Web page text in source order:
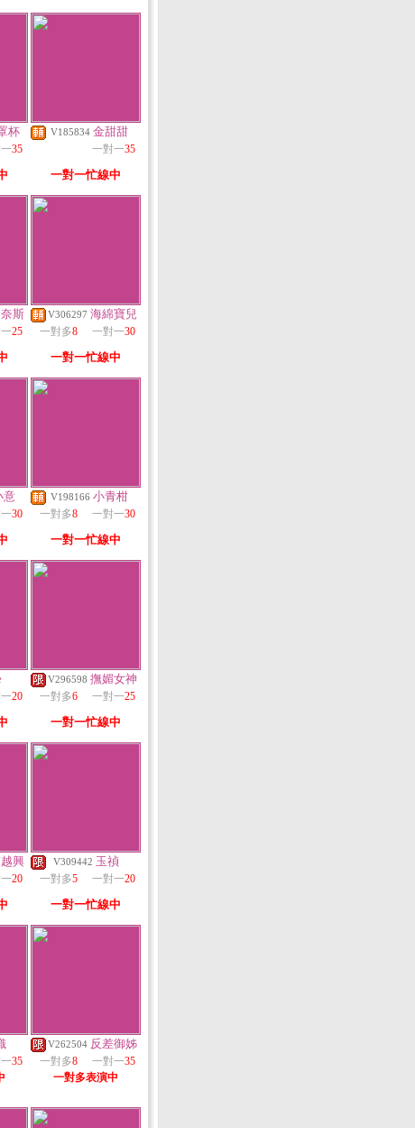
杯
35
V185834 金甜甜
一對一35
一對一忙線中
斯
25
V306297 海綿寶兒
一對多8 一對一30
一對一忙線中
意
30
V198166 小青柑
一對多8 一對一30
一對一忙線中
20
V296598 撫媚女神
一對多6 一對一25
一對一忙線中
興
20
V309442 玉禎
一對多5 一對一20
一對一忙線中
35
V262504 反差御姊
一對多8 一對一35
一對多表演中